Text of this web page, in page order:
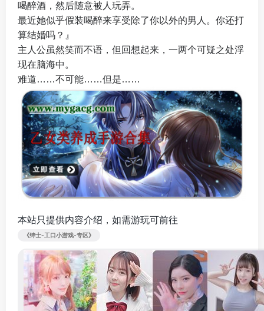
喝醉酒，然后随意被人玩弄。
最近她似乎假装喝醉来享受除了你以外的男人。你还打
算结婚吗？』
主人公虽然笑而不语，但回想起来，一两个可疑之处浮
现在脑海中。
难道……不可能……但是……
本站只提供内容介绍，如需游玩可前往
《绅士-工口小游戏-专区》